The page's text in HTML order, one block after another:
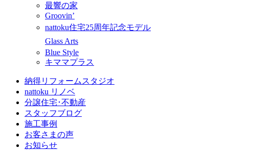
最響の家
Groovin’
nattoku住宅25周年記念モデル
Glass Arts
Blue Style
キママプラス
納得リフォームスタジオ
nattoku リノベ
分譲住宅･不動産
スタッフブログ
施工事例
お客さまの声
お知らせ